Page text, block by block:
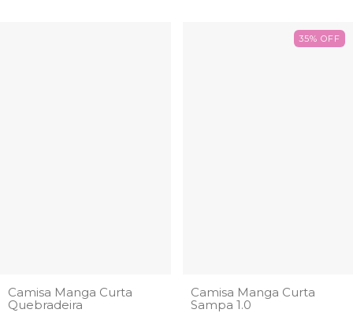
Camisa Manga Curta
Quebradeira
35% OFF
Camisa Manga Curta
Sampa 1.0